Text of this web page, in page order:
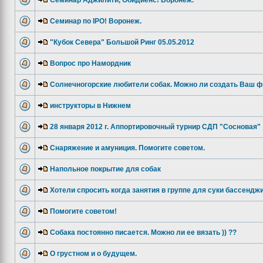
Семинар по IPO! Воронеж.
"Кубок Севера" Большой Ринг 05.05.2012
Вопрос про Намордник
Солнечногорские любители собак. Можно ли создать Ваш
инструкторы в Нижнем
28 января 2012 г. Аппортировочный турнир СДП "Сосновая"
Снаряжение и амуниция. Помогите советом.
Напольное покрытие для собак
Хотели спросить когда занятия в группе для суки
Помогите советом!
Собака постоянно писается. Можно ли ее вязать )) ??
О грустном и о будущем.